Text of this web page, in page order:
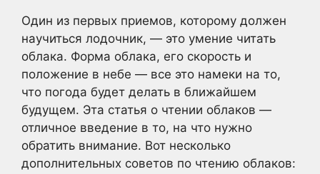
Один из первых приемов, которому должен
научиться лодочник, — это умение читать
облака. Форма облака, его скорость и
положение в небе — все это намеки на то,
что погода будет делать в ближайшем
будущем. Эта статья о чтении облаков —
отличное введение в то, на что нужно
обратить внимание. Вот несколько
дополнительных советов по чтению облаков: